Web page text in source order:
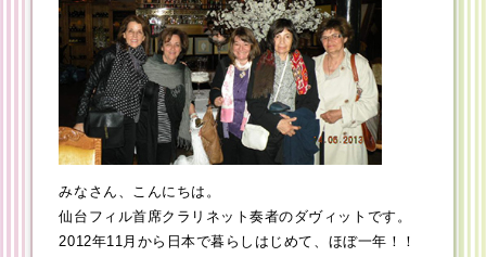
みなさん、こんにちは。
仙台フィル首席クラリネット奏者のダヴィットです。
2012年11月から日本で暮らしはじめて、ほぼ一年！！